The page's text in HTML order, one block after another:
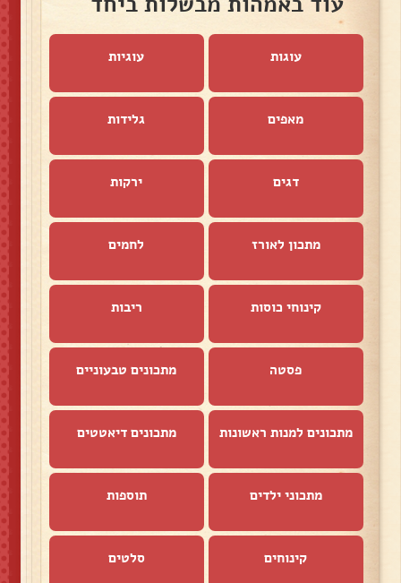
עוגות עוגיות
מאפים גלידות
דגים ירקות
מתכון לאורז לחמים
קינוחי כוסות ריבות
פסטה מתכונים טבעוניים
מתכונים למנות ראשונות מתכונים דיאטטים
מתכוני ילדים תוספות
קינוחים סלטים